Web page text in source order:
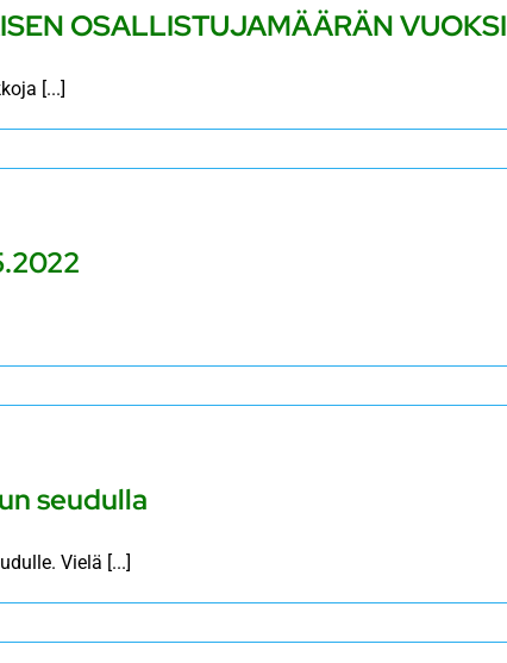
OSALLISTUJAMÄÄRÄN VUOKSI
[...]
seudulla
Vielä [...]